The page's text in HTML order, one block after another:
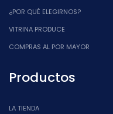
¿POR QUÉ ELEGIRNOS?
VITRINA PRODUCE
COMPRAS AL POR MAYOR
Productos
LA TIENDA